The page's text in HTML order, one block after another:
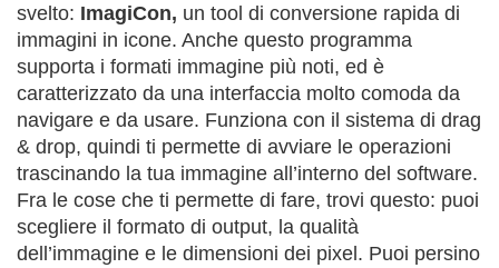
svelto: ImagiCon, un tool di conversione rapida di
immagini in icone. Anche questo programma
supporta i formati immagine più noti, ed è
caratterizzato da una interfaccia molto comoda da
navigare e da usare. Funziona con il sistema di drag
& drop, quindi ti permette di avviare le operazioni
trascinando la tua immagine all’interno del software.
Fra le cose che ti permette di fare, trovi questo: puoi
scegliere il formato di output, la qualità
dell’immagine e le dimensioni dei pixel. Puoi persino